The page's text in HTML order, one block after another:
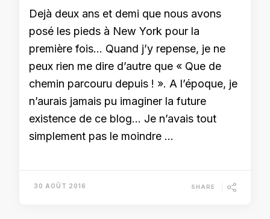
Dejà deux ans et demi que nous avons
posé les pieds à New York pour la
première fois… Quand j’y repense, je ne
peux rien me dire d’autre que « Que de
chemin parcouru depuis ! ». A l’époque, je
n’aurais jamais pu imaginer la future
existence de ce blog… Je n’avais tout
simplement pas le moindre …
30 AOÛT 2016 SHARE